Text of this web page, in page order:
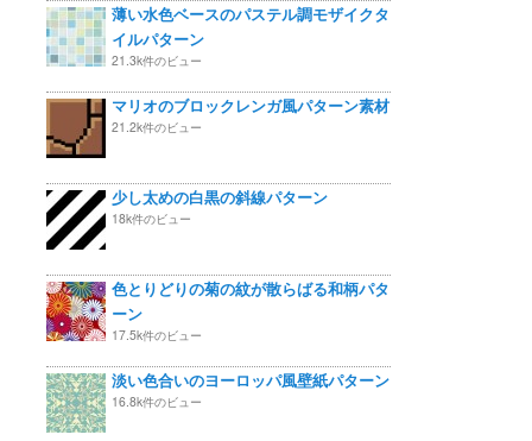
薄い水色ベースのパステル調モザイクタ
イルパターン
21.3k件のビュー
マリオのブロックレンガ風パターン素材
21.2k件のビュー
少し太めの白黒の斜線パターン
18k件のビュー
色とりどりの菊の紋が散らばる和柄パタ
ーン
17.5k件のビュー
淡い色合いのヨーロッパ風壁紙パターン
16.8k件のビュー